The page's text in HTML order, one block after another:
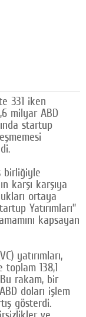
331 iken
milyar ABD
startup
birliğiyle
karşı karşıya
ortaya
Yatırımları”
kapsayan
yatırımları,
toplam 138,1
rakam, bir
doları işlem
gösterdi.